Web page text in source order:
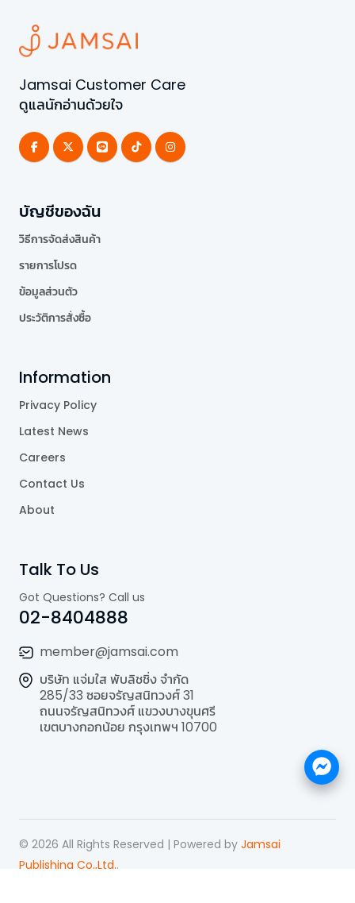
Jamsai Customer Care
ดูแลนักอ่านด้วยใจ
บัญชีของฉัน
วิธีการจัดส่งสินค้า
รายการโปรด
ข้อมูลส่วนตัว
ประวัติการสั่งซื้อ
Information
Privacy Policy
Latest News
Careers
Contact Us
About
Talk To Us
Got Questions? Call us
02-8404888
member@jamsai.com
บริษัท แจ่มใส พับลิชชิ่ง จำกัด
285/33 ซอยจรัญสนิทวงศ์ 31
ถนนจรัญสนิทวงศ์ แขวงบางขุนศรี
เขตบางกอกน้อย กรุงเทพฯ 10700
© 2026 All Rights Reserved | Powered by Jamsai
Publishing Co.,Ltd..